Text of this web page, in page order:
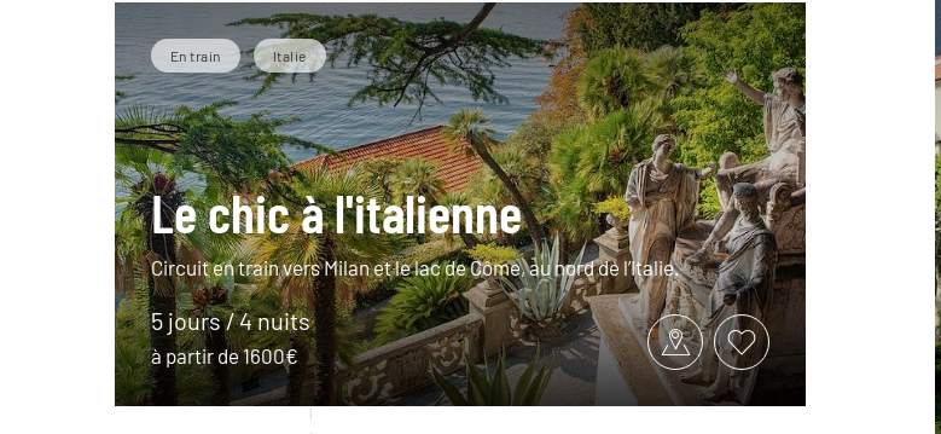
En train Italie
Le chic à l'italienne
Circuit en train vers Milan et le lac de Côme, au nord de l’Italie.
5 jours / 4 nuits
à partir de 1600€